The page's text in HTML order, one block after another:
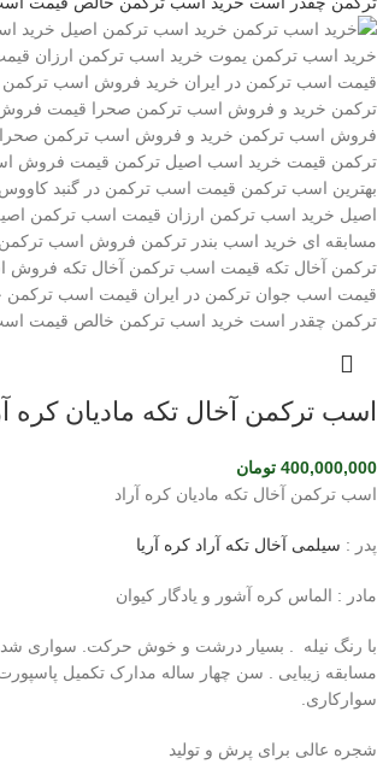
اسب ترکمن آخال تکه مادیان کره
400,000,000 تومان
اسب ترکمن آخال تکه مادیان کره آراد
پدر : سیلمی آخال تکه آراد کره آریا
مادر : الماس کره آشور و یادگار کیوان
با رنگ نیله . بسیار درشت و خوش حرکت. سواری
مسابقه زیبایی . سن چهار ساله مدارک تکمیل
سوارکاری.
شجره عالی برای پرش و تولید